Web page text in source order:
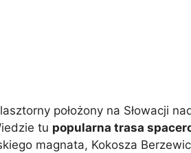
położony na Słowacji
tu popularna trasa
magnata, Kokosza